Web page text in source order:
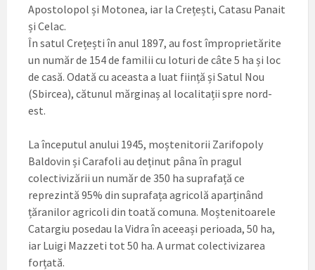
Apostolopol și Motonea, iar la Crețești, Catasu Panait
și Celac.
În satul Crețești în anul 1897, au fost împroprietărite
un număr de 154 de familii cu loturi de câte 5 ha și loc
de casă. Odată cu aceasta a luat ființă și Satul Nou
(Sbircea), cătunul mărginaș al localitații spre nord-
est.
La începutul anului 1945, moștenitorii Zarifopoly
Baldovin și Carafoli au deținut pâna în pragul
colectivizării un număr de 350 ha suprafață ce
reprezintă 95% din suprafața agricolă aparținând
țăranilor agricoli din toată comuna. Moștenitoarele
Catargiu posedau la Vidra în aceeași perioada, 50 ha,
iar Luigi Mazzeti tot 50 ha. A urmat colectivizarea
forțată.